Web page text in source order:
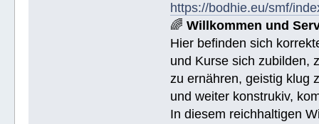
https://bodhie.eu/smf/
🌈Willkommen und
Hier befinden sich
und Kurse sich zubilden,
zu ernähren, geistig klug
und weiter konstrukiv,
In diesem reichhaltigen